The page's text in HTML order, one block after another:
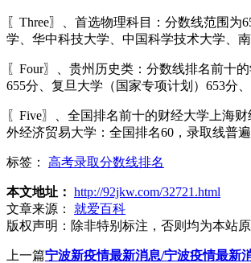
〖Three〗、首选物理科目：分数线范围
学、华中科技大学、中国科学技术大学、
〖Four〗、贵州历史类：分数线排名前十
655分、复旦大学（国家专项计划）653分
〖Five〗、全国排名前十的财经大学上海
外经济贸易大学：全国排名60，录取线普
标签： 高考录取分数线排名
本文地址： http://92jkw.com/32721.html
文章来源：
就爱百科
版权声明： 除非特别标注，否则均为本站
上一篇宁波新疫情最新消息/宁波疫情最新